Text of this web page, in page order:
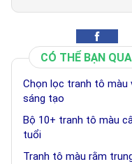
CÓ THỂ BẠN
Chọn lọc tranh tô màu
sáng tạo
Bộ 10+ tranh tô màu
tuổi
Tranh tô màu rằm